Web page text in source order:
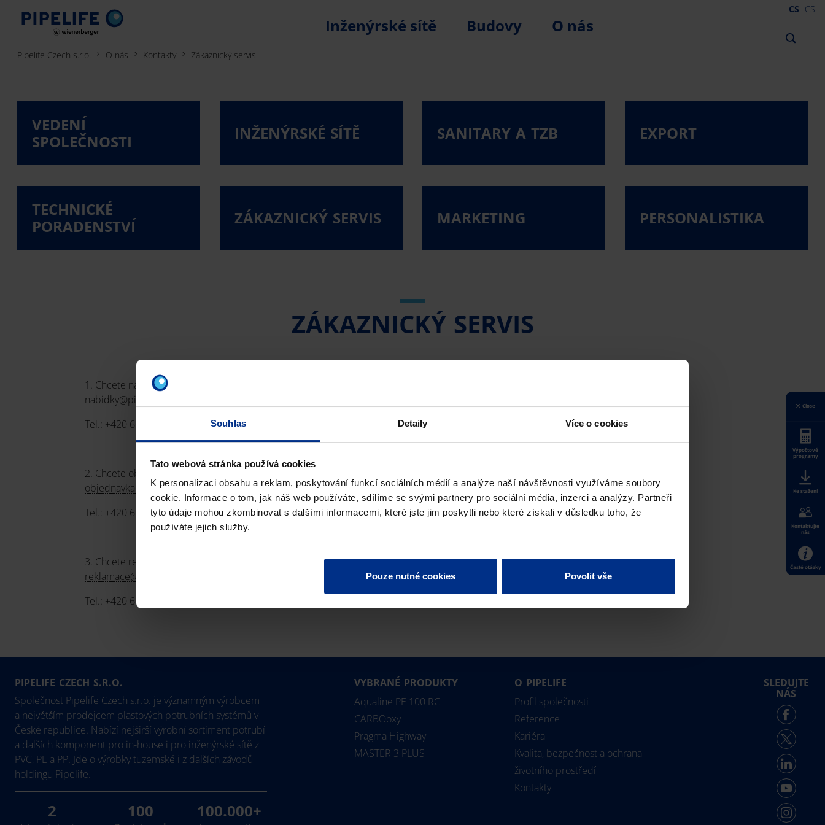
Souhlas Detaily Více o cookies
Tato webová stránka používá cookies
K personalizaci obsahu a reklam, poskytování funkcí sociálních médií a analýze naší návštěvnosti využíváme soubory
cookie. Informace o tom, jak náš web používáte, sdílíme se svými partnery pro sociální média, inzerci a analýzy. Partneři
tyto údaje mohou zkombinovat s dalšími informacemi, které jste jim poskytli nebo které získali v důsledku toho, že
používáte jejich služby.
Pouze nutné cookies Povolit vše
Inženýrské sítě Budovy O nás
CS CS
Pipelife Czech s.r.o. O nás Kontakty Zákaznický servis
VEDENÍ
SPOLEČNOSTI
INŽENÝRSKÉ SÍTĚ SANITARY A TZB EXPORT
TECHNICKÉ
PORADENSTVÍ
ZÁKAZNICKÝ SERVIS MARKETING PERSONALISTIKA
ZÁKAZNICKÝ SERVIS
1. Chcete nacenit poptávku?
nabidky@pipelife.cz
Tel.: +420 603 222 304, +420 603 222 306, +420 604 226 790
2. Chcete objednat a zavézt zboží?
objednavka@pipelife.cz
Tel.: +420 601 212 592
3. Chcete reklamovat zboží?
reklamace@pipelife.cz
Tel.: +420 604 226 718
Close
Výpočtové
programy
Ke stažení
Kontaktujte
nás
Časté otázky
PIPELIFE CZECH S.R.O.
Společnost Pipelife Czech s.r.o. je významným výrobcem
a největším prodejcem plastových potrubních systémů v
České republice. Nabízí nejširší výrobní sortiment potrubí
a dalších komponent pro in-house i pro inženýrské sítě z
PVC, PE a PP. Jde o výrobky tuzemské i z dalších závodů
holdingu Pipelife.
2 100 100.000+
VYBRANÉ PRODUKTY
Aqualine PE 100 RC
CARBOoxy
Pragma Highway
MASTER 3 PLUS
O PIPELIFE
Profil společnosti
Reference
Kariéra
Kvalita, bezpečnost a ochrana
životního prostředí
Kontakty
SLEDUJTE
NÁS